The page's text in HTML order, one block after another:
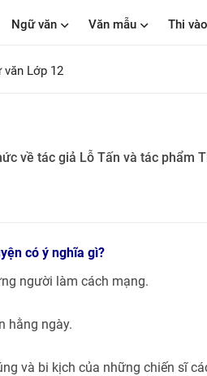
Ngữ văn Văn mẫu Thi
văn Lớp 12
về tác giả Lỗ Tấn và tác phẩm
có ý nghĩa gì?
người làm cách mạng.
hằng ngày.
và bi kịch của những chiến sĩ